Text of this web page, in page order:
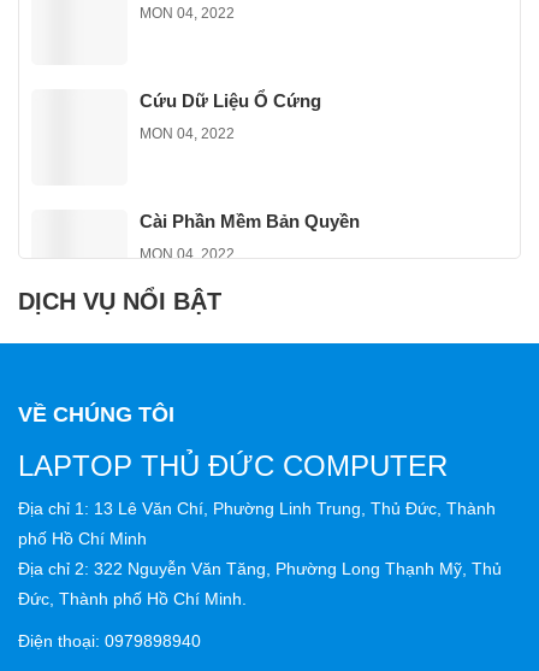
MON 04, 2022
Cứu Dữ Liệu Ổ Cứng
MON 04, 2022
Cài Phần Mềm Bản Quyền
MON 04, 2022
Sửa Chữa Phần Cứng Uy Tín
DỊCH VỤ NỔI BẬT
VỀ CHÚNG TÔI
LAPTOP THỦ ĐỨC COMPUTER
Địa chỉ 1: 13 Lê Văn Chí, Phường Linh Trung, Thủ Đức, Thành
phố Hồ Chí Minh
Địa chỉ 2: 322 Nguyễn Văn Tăng, Phường Long Thạnh Mỹ, Thủ
Đức, Thành phố Hồ Chí Minh.
Điện thoại: 0979898940